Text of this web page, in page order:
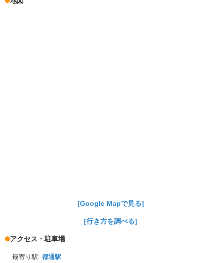
[Google Mapで見る]
[行き方を調べる]
アクセス・駐車場
最寄り駅: 都通駅